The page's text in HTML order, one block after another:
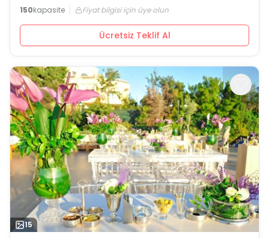
150kapasite Fiyat bilgisi için üye olun
Ücretsiz Teklif Al
15